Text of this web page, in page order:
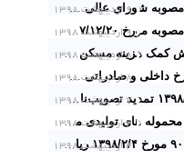
۹ اردیبهشت ۱۳۹۸ شماره ۱۳۳۹۸/۳۰۰ ۱۳۹۸/۲/۹ مصوبه شورای عالی شهرسازی و معماری ایران پیرامون مغایرتهای اساسی طرح جامع ـ تفصیلی شهر ارجمند استاندار محترم و رئیس‌شورای برنامه‌ریزی و توسعه استان تهران
۹ اردیبهشت ۱۳۹۸ شماره ۱۳۴۰۸/۳۰۰ ۱۳۹۸/۲/۹ مصوبه مورخ ۱۳۹۷/۱۲/۲۰ شورای عالی شهرسازی و معماری ایران پیرامون مغایرتهای اساسی طرح جامع شهر شیراز (گویم)
۸ اردیبهشت ۱۳۹۸ تصویبنامه هیات وزیران افزایش کمک هزینه مسکن کارگران در سال ۱۳۹۸
۸ اردیبهشت ۱۳۹۸ بخشنامه اخذ 5مابه التفاوت نرخ داخلی و صادراتی مواد اولیه مورد مصرف فرآورده های صادراتی مایع نفت و گاز
۷ اردیبهشت ۱۳۹۸ شماره۱۱۳۱۸/ت۵۶۴۶۰هـ ۱۳۹۸/۲/۷ تمدید تصویب‌نامه شماره ۱۶۵۴۰۷/ت۵۳۹۳۰هـ مورخ ۱۲/۲۵/ ۱۳۹۵ در سال ۱۳۹۸
۴ اردیبهشت ۱۳۹۸ بخشنامه تضامین اخذ شده از محموله های تولیدی مناطق
۴ اردیبهشت ۱۳۹۸ آیین‌نامه شماره ۹۰۰۰/۶۱۴۱/۱۰۰ مورخ ۱۳۹۸/۲/۴ ریاست محترم قوه قضائیه در خصوص «نحوه اجرای قرار تعلیق اجرای مجازات، آزادی مشروط، قرار تعویق صدور حکم، نظام نیمه آزادی و آزادی تحت نظارت سامانه‌های الکترونیکی و جایگزین‌های حبس